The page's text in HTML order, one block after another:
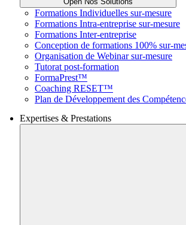
Formations Individuelles sur-mesure
Formations Intra-entreprise sur-mesure
Formations Inter-entreprise
Conception de formations 100% sur-
Organisation de Webinar sur-mesure
Tutorat post-formation
FormaPrest™
Coaching RESET™
Plan de Développement des
Expertises & Prestations